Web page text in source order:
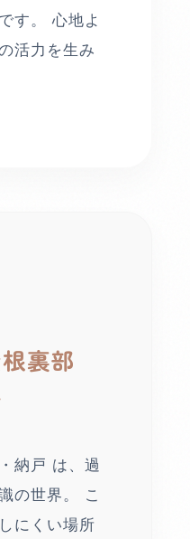
す。 心地よ
活力を生み
裏部
納戸 は、過
の世界。 こ
にくい場所